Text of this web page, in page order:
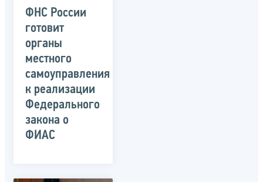
ФНС России
готовит
органы
местного
самоуправления
к реализации
Федерального
закона о
ФИАС